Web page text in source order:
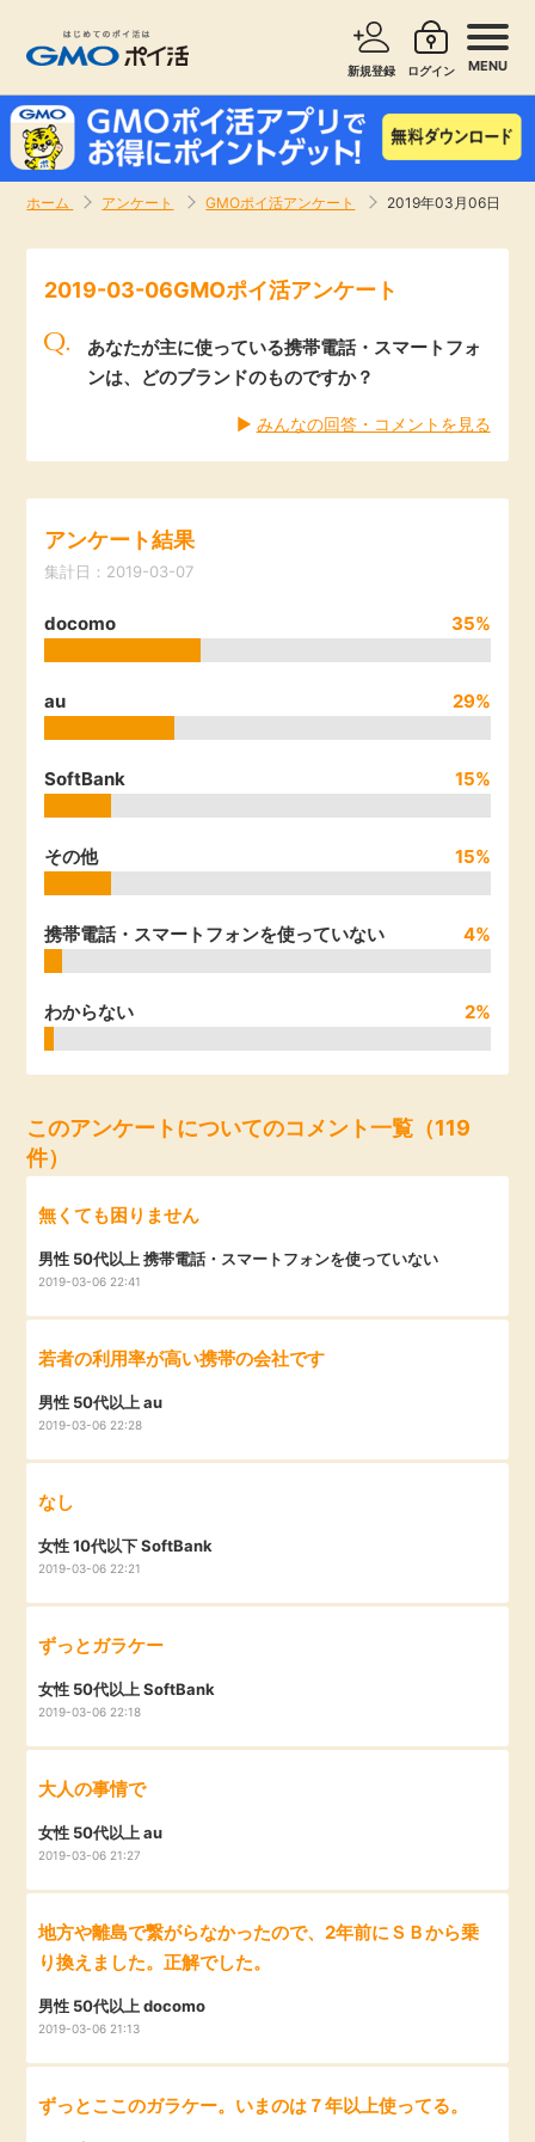
新規登録 ログイン MENU
ホーム アンケート GMOポイ活アンケート 2019年03月06日
新着
高還元
アンケート
ゲーム
ポイ活お得情報
お友達紹介
カード比較
特集一覧
ヘルプセンター
サービスで探す ショッピングで探す
旅行・レンタカー
エンタメ
暮らし
引っ越し
買取・査定
月額有料サービス
家計の固定費
2019-03-06GMOポイ活アンケート
あなたが主に使っている携帯電話・スマートフォ
ンは、どのブランドのものですか？
▶︎ みんなの回答・コメントを見る
アンケート結果
集計日：2019-03-07
docomo 35%
au 29%
SoftBank 15%
その他 15%
携帯電話・スマートフォンを使っていない 4%
わからない 2%
このアンケートについてのコメント一覧（119
件）
無くても困りません
男性 50代以上 携帯電話・スマートフォンを使っていない
2019-03-06 22:41
若者の利用率が高い携帯の会社です
男性 50代以上 au
2019-03-06 22:28
なし
女性 10代以下 SoftBank
2019-03-06 22:21
ずっとガラケー
女性 50代以上 SoftBank
2019-03-06 22:18
大人の事情で
女性 50代以上 au
2019-03-06 21:27
地方や離島で繋がらなかったので、2年前にＳＢから乗
り換えました。正解でした。
男性 50代以上 docomo
2019-03-06 21:13
ずっとここのガラケー。いまのは７年以上使ってる。